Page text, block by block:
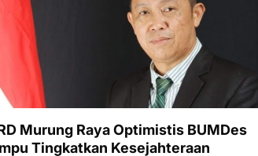
Murung Raya Optimistis BUMDes
Tingkatkan Kesejahteraan